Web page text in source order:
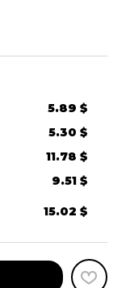
5.89 $
5.30 $
11.78 $
9.51 $
15.02 $